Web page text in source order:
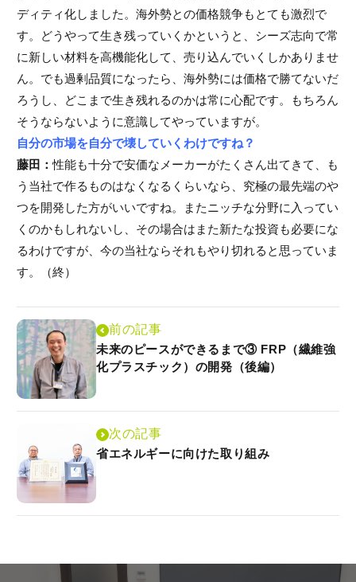
ディティ化しました。海外勢との価格競争もとても激烈で
す。どうやって生き残っていくかというと、シーズ志向で常
に新しい材料を高機能化して、売り込んでいくしかありませ
ん。でも過剰品質になったら、海外勢には価格で勝てないだ
ろうし、どこまで生き残れるのかは常に心配です。もちろん
そうならないように意識してやっていますが。
自分の市場を自分で壊していくわけですね？
藤田：性能も十分で安価なメーカーがたくさん出てきて、も
う当社で作るものはなくなるくらいなら、究極の最先端のや
つを開発した方がいいですね。またニッチな分野に入ってい
くのかもしれないし、その場合はまた新たな投資も必要にな
るわけですが、今の当社ならそれもやり切れると思っていま
す。（終）
前の記事
未来のピースができるまで③ FRP（繊維強
化プラスチック）の開発（後編）
次の記事
省エネルギーに向けた取り組み